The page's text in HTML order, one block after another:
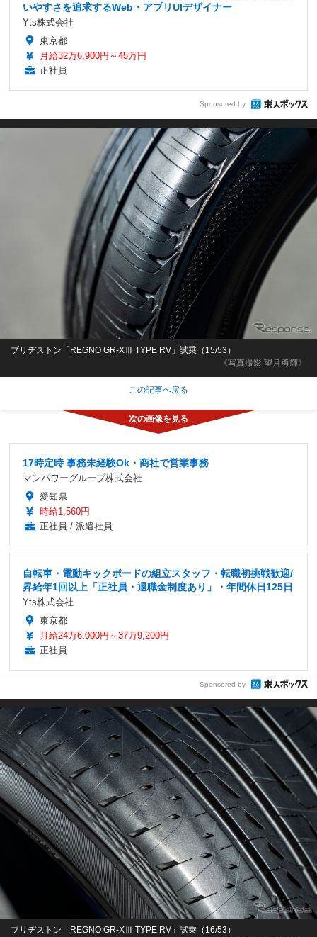
いやすさを追求するWeb・アプリUIデザイナー
Yts株式会社
東京都
月給32万6,900円～45万円
正社員
Sponsored by
《写真撮影 望月勇輝》
ブリヂストン「REGNO GR-XⅢ TYPE RV」試乗（15/53）
この記事へ戻る
17時定時 事務未経験Ok・商社で営業事務
マンパワーグループ株式会社
愛知県
時給1,560円
正社員 / 派遣社員
自転車・電動キックボードの組立スタッフ・転職初挑戦歓迎/
昇給年1回以上「正社員・退職金制度あり」・年間休日125日
Yts株式会社
東京都
月給24万6,000円～37万9,200円
正社員
Sponsored by
ブリヂストン「REGNO GR-XⅢ TYPE RV」試乗（16/53）